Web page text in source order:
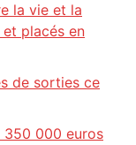
la vie et la
placés en
de sorties ce
350 000 euros